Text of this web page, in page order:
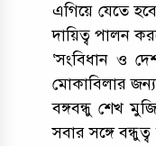
এগিয়ে যেতে
দায়িত্ব পালন
‘সংবিধান ও
মোকাবিলার
বঙ্গবন্ধু শেখ
সবার সঙ্গে